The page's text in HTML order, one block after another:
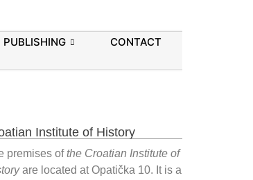
PUBLISHING
CONTACT
Institute of History
premises ofthe Croatian Institute of
are located at Opatička 10. It is a